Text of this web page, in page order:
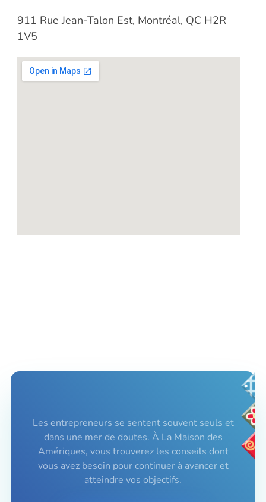
911 Rue Jean-Talon Est, Montréal, QC H2R
1V5
Les entrepreneurs se sentent souvent seuls et
dans une mer de doutes. À La Maison des
Amériques, vous trouverez les conseils dont
vous avez besoin pour continuer à avancer et
atteindre vos objectifs.